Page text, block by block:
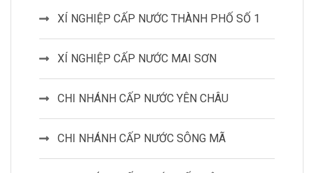
XÍ NGHIỆP CẤP NƯỚC THÀNH PHỐ SỐ 1
XÍ NGHIỆP CẤP NƯỚC MAI SƠN
CHI NHÁNH CẤP NƯỚC YÊN CHÂU
CHI NHÁNH CẤP NƯỚC SÔNG MÃ